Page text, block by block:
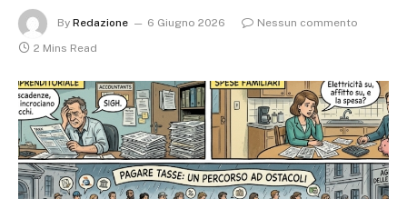
By Redazione 6 Giugno 2026
Nessun commento
2 Mins Read